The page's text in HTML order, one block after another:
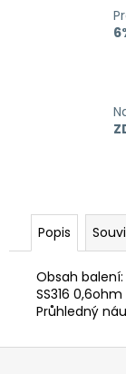
Popis
Obsah balení:
SS316
Průhledný